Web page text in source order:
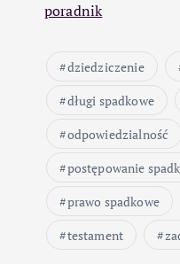
poradnik
dziedziczenie
długi spadkowe
odpowiedzialność
postępowanie
prawo spadkowe
testament